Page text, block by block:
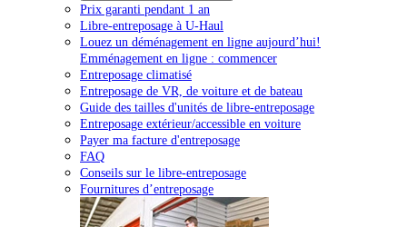
Prix garanti pendant 1 an
Libre-entreposage à U-Haul
Louez un déménagement en ligne aujourd’hui!
Emménagement en ligne : commencer
Entreposage climatisé
Entreposage de VR, de voiture et de bateau
Guide des tailles d'unités de libre-entreposage
Entreposage extérieur/accessible en voiture
Payer ma facture d'entreposage
FAQ
Conseils sur le libre-entreposage
Fournitures d’entreposage